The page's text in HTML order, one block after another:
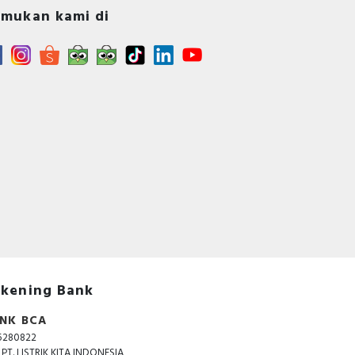
kami di
Bank
BCA